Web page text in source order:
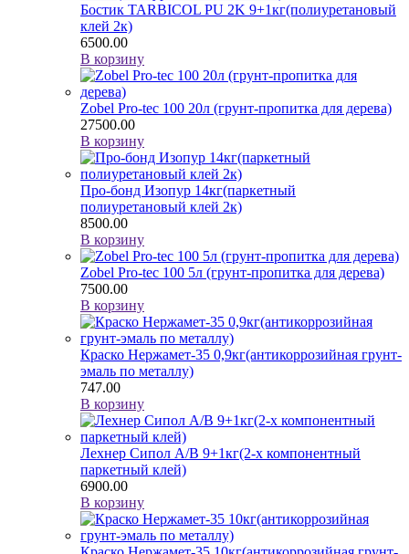
Бостик TARBICOL PU 2K 9+1кг(полиуретановый
клей 2к)
6500.00
В корзину
Zobel Pro-tec 100 20л (грунт-пропитка для дерева)
27500.00
В корзину
Про-бонд Изопур 14кг(паркетный
полиуретановый клей 2к)
8500.00
В корзину
Zobel Pro-tec 100 5л (грунт-пропитка для дерева)
7500.00
В корзину
Краско Нержамет-35 0,9кг(антикоррозийная грунт-
эмаль по металлу)
747.00
В корзину
Лехнер Сипол A/B 9+1кг(2-х компонентный
паркетный клей)
6900.00
В корзину